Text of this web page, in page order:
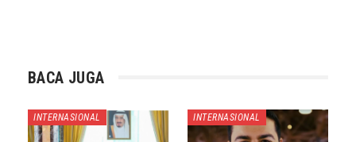
BACA JUGA
INTERNASIONAL INTERNASIONAL